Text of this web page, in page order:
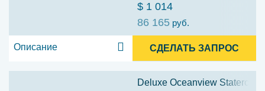
$ 1 014
86 165 руб.
Описание СДЕЛАТЬ ЗАПРОС
Deluxe Oceanview